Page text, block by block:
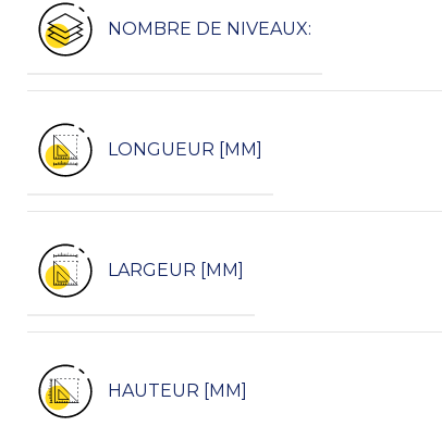
NOMBRE DE NIVEAUX:
LONGUEUR [MM]
LARGEUR [MM]
HAUTEUR [MM]